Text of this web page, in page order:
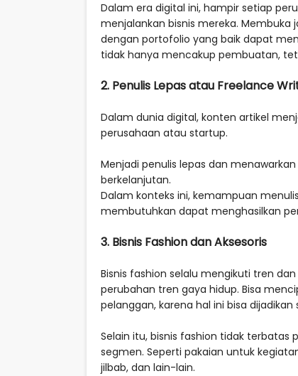
Dalam era digital ini, hampir setiap
menjalankan bisnis mereka.
dengan portofolio yang baik dapat
tidak hanya mencakup pembuatan,
2. Penulis Lepas atau Freelance
Dalam dunia digital, konten artikel
perusahaan atau startup.
Menjadi penulis lepas dan
berkelanjutan.
Dalam konteks ini, kemampuan
membutuhkan dapat menghasilkan
3. Bisnis Fashion dan Aksesoris
Bisnis fashion selalu mengikuti tren
perubahan tren gaya hidup. Bisa
pelanggan, karena hal ini bisa
Selain itu, bisnis fashion tidak
segmen. Seperti pakaian untuk
jilbab, dan lain-lain.